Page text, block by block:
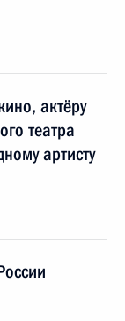
актёру
театра
артисту